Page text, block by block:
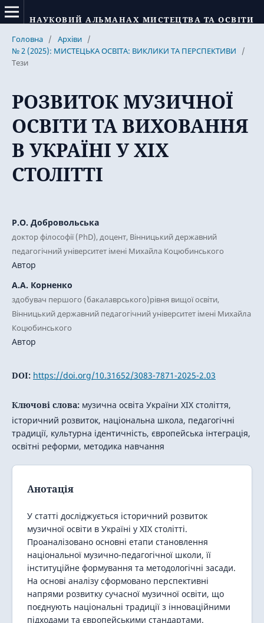
НАУКОВИЙ АЛЬМАНАХ МИСТЕЦТВА ТА ОСВІТИ
Головна / Архіви /
№ 2 (2025): МИСТЕЦЬКА ОСВІТА: ВИКЛИКИ ТА ПЕРСПЕКТИВИ
/
Тези
РОЗВИТОК МУЗИЧНОЇ
ОСВІТИ ТА ВИХОВАННЯ
В УКРАЇНІ У ХІХ
СТОЛІТТІ
Р.О. Добровольська
доктор філософії (PhD), доцент, Вінницький державний
педагогічний університет імені Михайла Коцюбинського
Автор
А.А. Корненко
здобувач першого (бакалаврського)рівня вищої освіти,
Вінницький державний педагогічний університет імені Михайла
Коцюбинського
Автор
DOI: https://doi.org/10.31652/3083-7871-2025-2.03
Ключові слова: музична освіта України XIX століття,
історичний розвиток, національна школа, педагогічні
традиції, культурна ідентичність, європейська інтеграція,
освітні реформи, методика навчання
Анотація
У статті досліджується історичний розвиток
музичної освіти в Україні у XIX столітті.
Проаналізовано основні етапи становлення
національної музично-педагогічної школи, її
інституційне формування та методологічні засади.
На основі аналізу сформовано перспективні
напрями розвитку сучасної музичної освіти, що
поєднують національні традиції з інноваційними
підходами та європейськими стандартами.